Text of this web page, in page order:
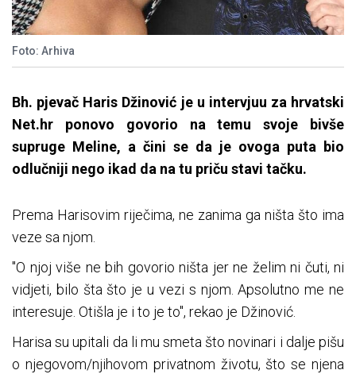
Foto: Arhiva
Bh. pjevač Haris Džinović je u intervjuu za hrvatski
Net.hr ponovo govorio na temu svoje bivše
supruge Meline, a čini se da je ovoga puta bio
odlučniji nego ikad da na tu priču stavi tačku.
Prema Harisovim riječima, ne zanima ga ništa što ima
veze sa njom.
"O njoj više ne bih govorio ništa jer ne želim ni čuti, ni
vidjeti, bilo šta što je u vezi s njom. Apsolutno me ne
interesuje. Otišla je i to je to", rekao je Džinović.
Harisa su upitali da li mu smeta što novinari i dalje pišu
o njegovom/njihovom privatnom životu, što se njena